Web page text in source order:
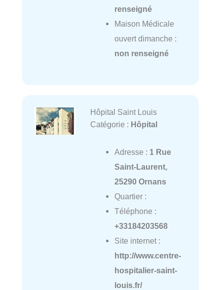
renseigné
Maison Médicale
ouvert dimanche :
non renseigné
Hôpital Saint Louis
Catégorie : Hôpital
Adresse : 1 Rue
Saint-Laurent,
25290 Ornans
Quartier :
Téléphone :
+33184203568
Site internet :
http://www.centre-
hospitalier-saint-
louis.fr/